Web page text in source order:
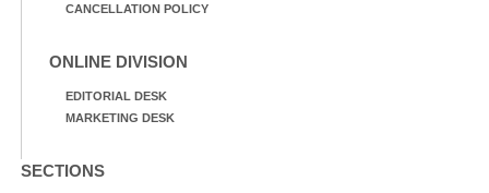
CANCELLATION POLICY
ONLINE DIVISION
EDITORIAL DESK
MARKETING DESK
SECTIONS